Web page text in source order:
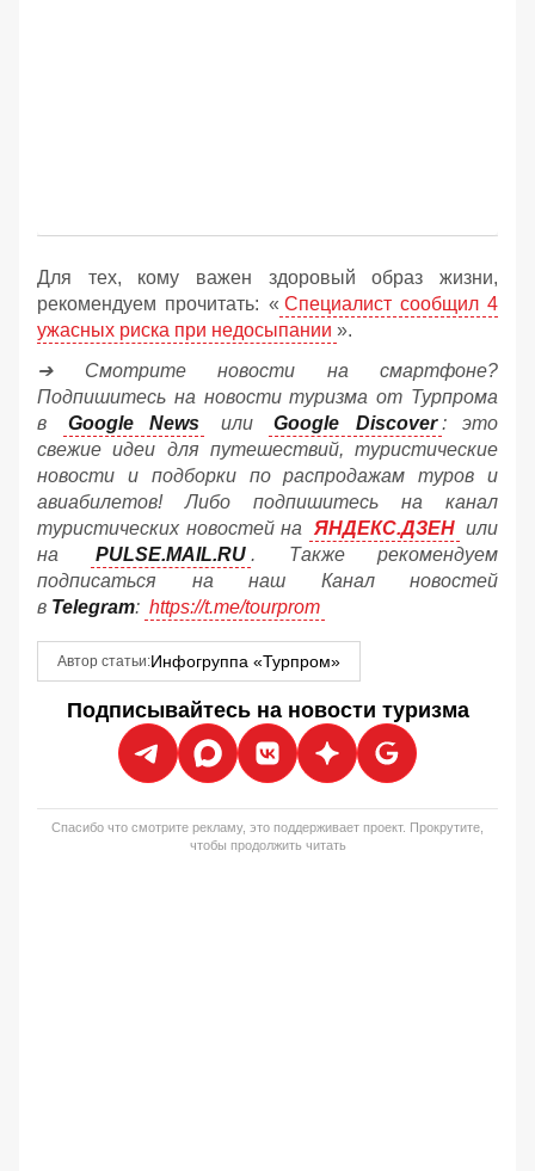
Для тех, кому важен здоровый образ жизни,
рекомендуем прочитать: « Специалист сообщил 4
ужасных риска при недосыпании ».
➔ Смотрите новости на смартфоне?
Подпишитесь на новости туризма от Турпрома
в
Google News или Google Discover : это
свежие идеи для путешествий, туристические
новости и подборки по распродажам туров и
авиабилетов! Либо подпишитесь на канал
туристических новостей на
ЯНДЕКС.ДЗЕН или
на
PULSE.MAIL.RU . Также рекомендуем
подписаться на наш Канал новостей
в Telegram: https://t.me/tourprom
Автор статьи:Инфогруппа «Турпром»
Подписывайтесь на новости туризма
Спасибо что смотрите рекламу, это поддерживает проект. Прокрутите,
чтобы продолжить читать